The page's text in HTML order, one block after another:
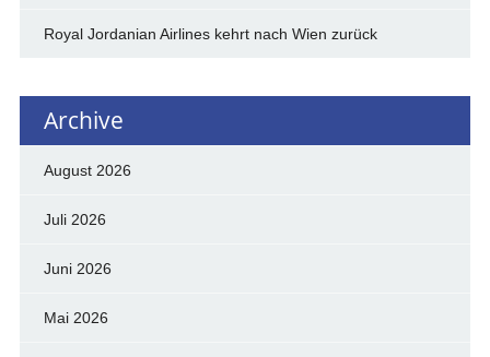
Royal Jordanian Airlines kehrt nach Wien zurück
Archive
August 2026
Juli 2026
Juni 2026
Mai 2026